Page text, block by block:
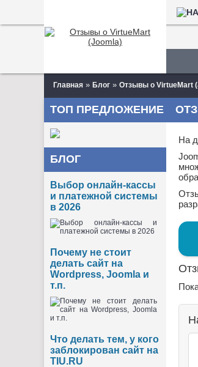
Главная » Блог » Отзывы о VirtueMart
ТОП ПРЕДЛОЖЕНИЕ
БЛОГ
Выбор онлайн-кассы
и платежной системы
в 2026
Почему не стоит
делать сайт на
Wordpress, Joomla и
т.п.
Что делать тем, у кого
заблокирован сайт на
TIU.RU
На